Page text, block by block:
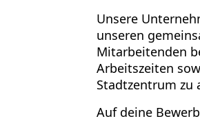
Unsere
unseren
Mitarbeitenden
Arbeitszeiten
Stadtzentrum zu
Auf deine